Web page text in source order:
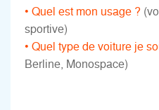
• Quel est mon usage ?
sportive)
• Quel type de voiture je
Berline, Monospace)